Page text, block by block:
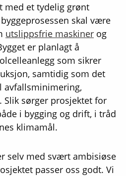
med et tydelig grønt
skal være
utslippsfrie maskiner og
er planlagt å
som sikrer
samtidig som det
avfallsminimering,
sørger prosjektet for
i bygging og drift, i tråd
klimamål.
selv med svært ambisiøse
passer oss godt. Vi